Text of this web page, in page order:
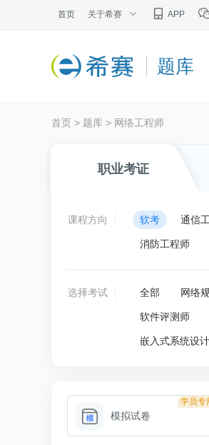
首页 关于希赛 APP
题库
首页 > 题库 > 网络工程师
职业考证
课程方向 软考 通信
消防工程师
选择考试 全部 网络
软件评测师
嵌入式系统设
学员专
模拟试卷